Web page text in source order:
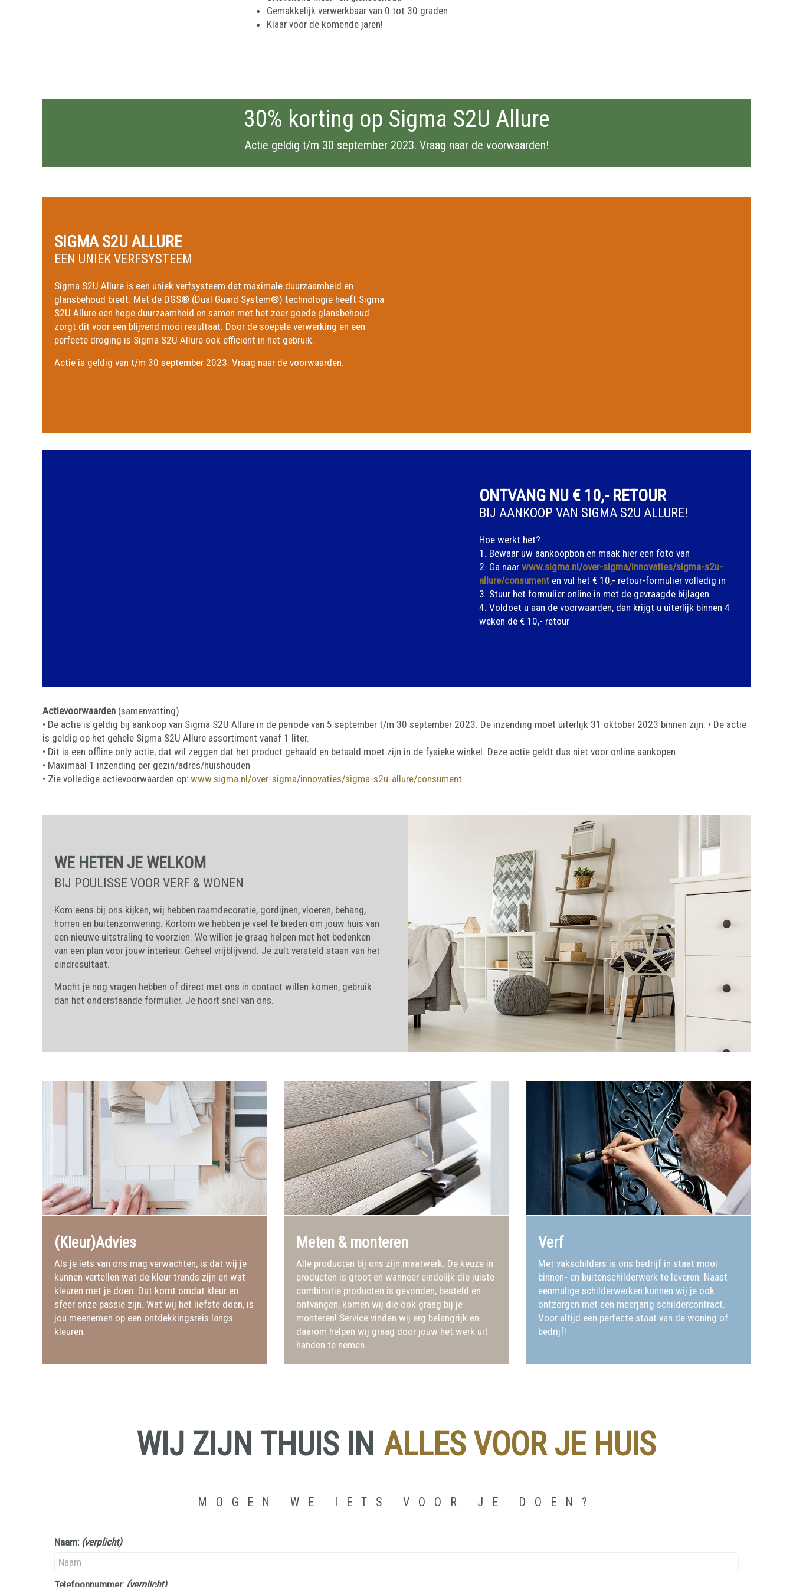
Gemakkelijk verwerkbaar van 0 tot 30 graden
Klaar voor de komende jaren!
30% korting op Sigma S2U Allure
Actie geldig t/m 30 september 2023. Vraag naar de voorwaarden!
SIGMA S2U ALLURE
EEN UNIEK VERFSYSTEEM
Sigma S2U Allure is een uniek verfsysteem dat maximale duurzaamheid en
glansbehoud biedt. Met de DGS® (Dual Guard System®) technologie heeft Sigma
S2U Allure een hoge duurzaamheid en samen met het zeer goede glansbehoud
zorgt dit voor een blijvend mooi resultaat. Door de soepele verwerking en een
perfecte droging is Sigma S2U Allure ook efficiënt in het gebruik.
Actie is geldig van t/m 30 september 2023. Vraag naar de voorwaarden.
ONTVANG NU € 10,- RETOUR
BIJ AANKOOP VAN SIGMA S2U ALLURE!
Hoe werkt het?
1. Bewaar uw aankoopbon en maak hier een foto van
2. Ga naar www.sigma.nl/over-sigma/innovaties/sigma-s2u-
allure/consument en vul het € 10,- retour-formulier volledig in
3. Stuur het formulier online in met de gevraagde bijlagen
4. Voldoet u aan de voorwaarden, dan krijgt u uiterlijk binnen 4
weken de € 10,- retour
Actievoorwaarden (samenvatting)
• De actie is geldig bij aankoop van Sigma S2U Allure in de periode van 5 september t/m 30 september 2023. De inzending moet uiterlijk 31 oktober 2023 binnen zijn. • De actie
is geldig op het gehele Sigma S2U Allure assortiment vanaf 1 liter.
• Dit is een offline only actie, dat wil zeggen dat het product gehaald en betaald moet zijn in de fysieke winkel. Deze actie geldt dus niet voor online aankopen.
• Maximaal 1 inzending per gezin/adres/huishouden
• Zie volledige actievoorwaarden op: www.sigma.nl/over-sigma/innovaties/sigma-s2u-allure/consument
WE HETEN JE WELKOM
BIJ POULISSE VOOR VERF & WONEN
Kom eens bij ons kijken, wij hebben raamdecoratie, gordijnen, vloeren, behang,
horren en buitenzonwering. Kortom we hebben je veel te bieden om jouw huis van
een nieuwe uitstraling te voorzien. We willen je graag helpen met het bedenken
van een plan voor jouw interieur. Geheel vrijblijvend. Je zult versteld staan van het
eindresultaat.
Mocht je nog vragen hebben of direct met ons in contact willen komen, gebruik
dan het onderstaande formulier. Je hoort snel van ons.
(Kleur)Advies
Als je iets van ons mag verwachten, is dat wij je
kunnen vertellen wat de kleur trends zijn en wat
kleuren met je doen. Dat komt omdat kleur en
sfeer onze passie zijn. Wat wij het liefste doen, is
jou meenemen op een ontdekkingsreis langs
kleuren.
Meten & monteren
Alle producten bij ons zijn maatwerk. De keuze in
producten is groot en wanneer eindelijk die juiste
combinatie producten is gevonden, besteld en
ontvangen, komen wij die ook graag bij je
monteren! Service vinden wij erg belangrijk en
daarom helpen wij graag door jouw het werk uit
handen te nemen.
Verf
Met vakschilders is ons bedrijf in staat mooi
binnen- en buitenschilderwerk te leveren. Naast
eenmalige schilderwerken kunnen wij je ook
ontzorgen met een meerjarig schildercontract.
Voor altijd een perfecte staat van de woning of
bedrijf!
WIJ ZIJN THUIS IN ALLES VOOR JE HUIS
MOGEN WE IETS VOOR JE DOEN?
Naam: (verplicht)
Telefoonnummer: (verplicht)